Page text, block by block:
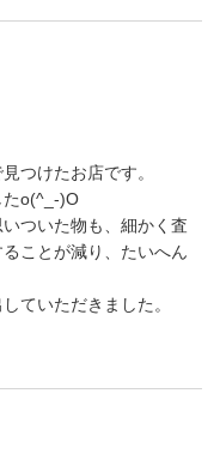
つけたお店です。
たo(^_-)O
ついた物も、細かく査
ことが減り、たいへん
ていただきました。